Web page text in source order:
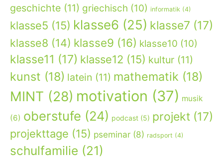
geschichte (11) griechisch (10) informatik (4)
klasse5 (15) klasse6 (25) klasse7 (17)
klasse8 (14) klasse9 (16) klasse10 (10)
klasse11 (17) klasse12 (15) kultur (11)
kunst (18) latein (11) mathematik (18)
MINT (28) motivation (37) musik
(6) oberstufe (24) podcast (5) projekt (17)
projekttage (15) pseminar (8) radsport (4)
schulfamilie (21)